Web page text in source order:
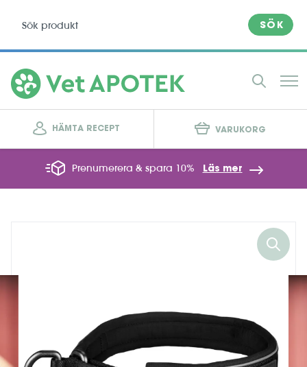
SÖK
HÄMTA RECEPT VARUKORG
Prenumerera & spara 10% Läs mer